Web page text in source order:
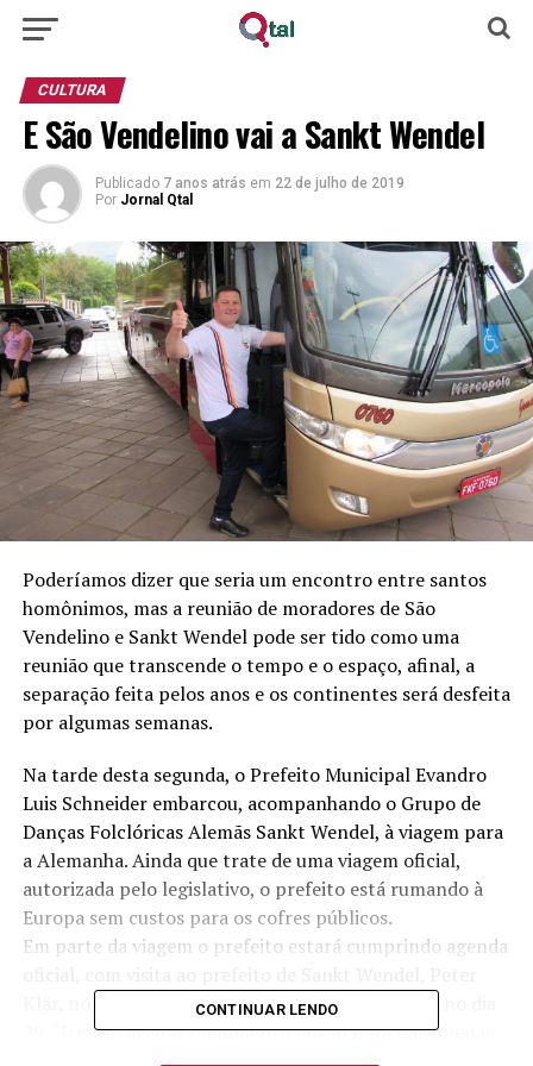
CULTURA
E São Vendelino vai a Sankt Wendel
Publicado 7 anos atrás em 22 de julho de 2019
Por Jornal Qtal
Poderíamos dizer que seria um encontro entre santos
homônimos, mas a reunião de moradores de São
Vendelino e Sankt Wendel pode ser tido como uma
reunião que transcende o tempo e o espaço, afinal, a
separação feita pelos anos e os continentes será desfeita
por algumas semanas.
Na tarde desta segunda, o Prefeito Municipal Evandro
Luis Schneider embarcou, acompanhando o Grupo de
Danças Folclóricas Alemãs Sankt Wendel, à viagem para
a Alemanha. Ainda que trate de uma viagem oficial,
autorizada pelo legislativo, o prefeito está rumando à
Europa sem custos para os cofres públicos.
Em parte da viagem o prefeito estará cumprindo agenda
Klär, no dia 27, e do Governador de Saarbrücken, no dia
29. “Irei aproveitar o momento oficial para não apenas
confraternizar como também estreitar laços, fazendo o
CONTINUAR LENDO